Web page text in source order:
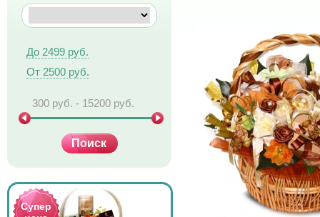
До 2499 руб.
От 2500 руб.
Супер